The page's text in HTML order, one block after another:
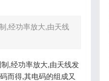
,经功率放大,由天线
,经功率放大,由天线发
而得,其电码的组成又